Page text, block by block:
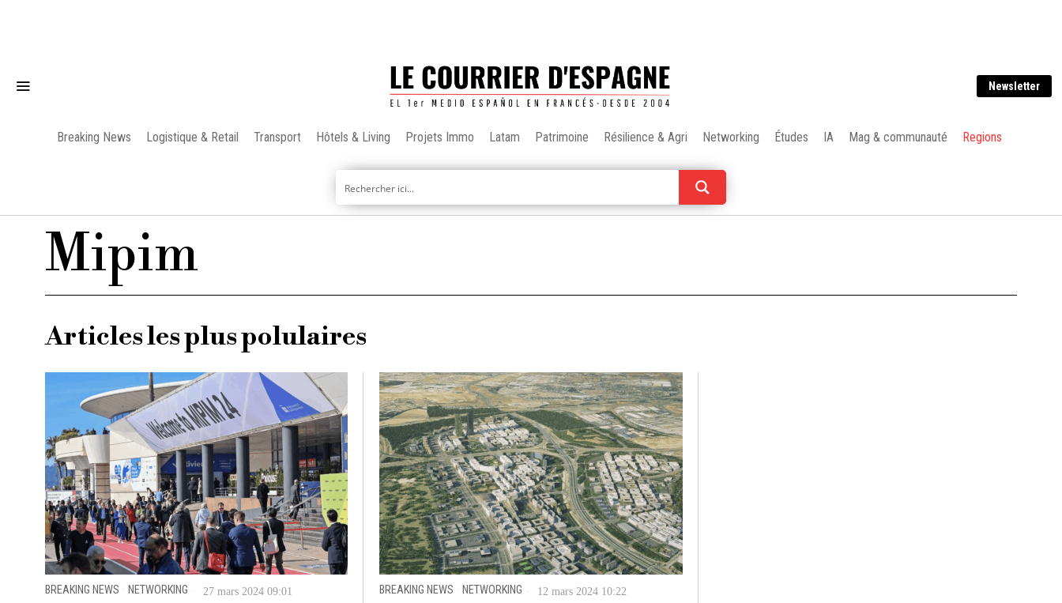
Newsletter
Breaking News Logistique & Retail Transport Hôtels & Living Projets Immo Latam Patrimoine Résilience & Agri Networking Études IA Mag & communauté Regions
Mipim
Articles les plus polulaires
BREAKING NEWS · NETWORKING 27 mars 2024 09:01 BREAKING NEWS · NETWORKING 12 mars 2024 10:22